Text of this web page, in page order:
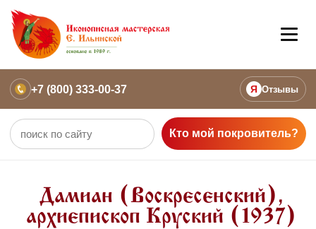
+7 (800) 333-00-37 Я Отзывы
Кто мой покровитель?
Дамиан (Воскресенский),
архиепископ Круский (1937)